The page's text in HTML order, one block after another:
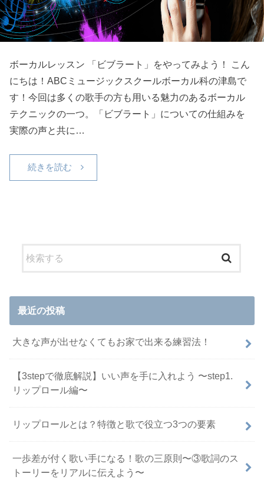
ボーカルレッスン 「ビブラート」をやってみよう！ こん
にちは！ABCミュージックスクールボーカル科の津島で
す！今回は多くの歌手の方も用いる魅力のあるボーカル
テクニックの一つ。「ビブラート」についての仕組みを
実際の声と共に…
続きを読む
最近の投稿
大きな声が出せなくてもお家で出来る練習法！
【3stepで徹底解説】いい声を手に入れよう 〜step1.
リップロール編〜
リップロールとは？特徴と歌で役立つ3つの要素
一歩差が付く歌い手になる！歌の三原則〜③歌詞のス
トーリーをリアルに伝えよう〜